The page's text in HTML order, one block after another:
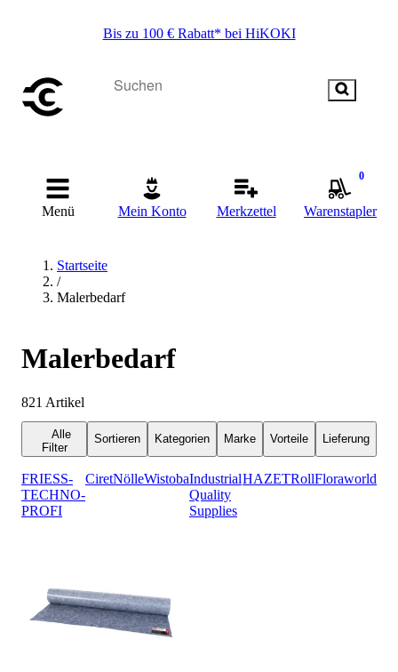
Bis zu 100 € Rabatt* bei HiKOKI
Menü Mein Konto Merkzettel
0
Warenstapler
Startseite
/
Malerbedarf
Malerbedarf
821 Artikel
Alle
Filter
Sortieren Kategorien Marke Vorteile Lieferung
FRIESS-
TECHNO-
PROFI
CiretNölleWistobaIndustrial
Quality
Supplies
HAZETRollFloraworld